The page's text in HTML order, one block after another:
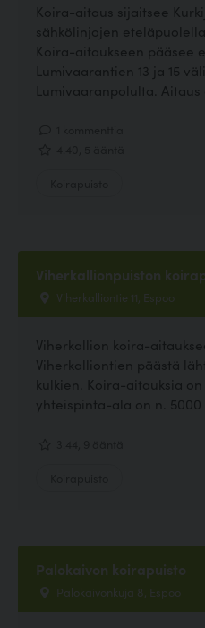
Koira-aitaus sijaitsee
sähkölinjojen
Koira-aitaukseen pääsee
Lumivaarantien 13 ja 15
Lumivaaranpolulta. Aitaus
Viherkallionpuiston
Viherkalliontie 11, Espoo
Viherkallion koira-
Viherkalliontien päästä
kulkien. Koira-aitauksia
yhteispinta-ala on n. 5000
Palokaivon koirapuisto
Palokaivonkuja 8, Espoo